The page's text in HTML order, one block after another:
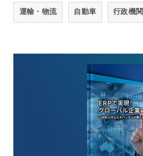
運輸・物流 自動車 行政機関